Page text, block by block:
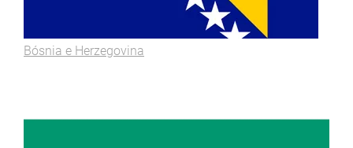
Bósnia e Herzegovina